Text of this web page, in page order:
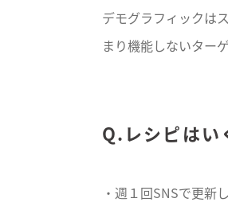
デモグラフィックは
まり機能しないター
Q.レシピはい
・週１回SNSで更新